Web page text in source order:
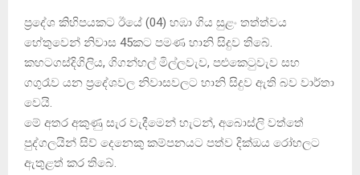
ප්‍රදේශ කිහිපයකට ඊයේ (04) හඹා ගිය සුළං තත්ත්වය
හේතුවෙන් නිවාස 45කට පමණ හානි සිදුව තිබේ.
කහටගස්දිගිලිය, ගිගන්හල් මිල්ලවැව, පළුකෙටුවැව සහ
ගගුරෑව යන ප්‍රදේශවල නිවාසවලට හානි සිදුව ඇති බව වාර්තා
වෙයි.
මේ අතර අකුණු සැර වැදීමෙන් හැටන්, අබොස්ලි වත්තේ
පුද්ගලයින් සිව් දෙනෙකු කම්පනයට පත්ව දික්ඔය රෝහලට
ඇතුළත් කර තිබේ.